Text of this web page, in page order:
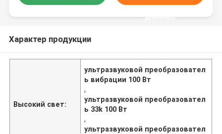
данные
Характер продукции
Высокий свет:
ультразвуковой преобразовател
ь вибрации 100 Вт
,
ультразвуковой преобразовател
ь 33k 100 Вт
,
ультразвуковой преобразовател